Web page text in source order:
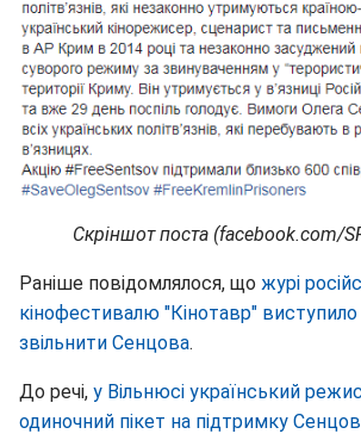
Скріншот поста (facebook.com/
Раніше повідомлялося, що журі
кінофестивалю "Кінотавр"
звільнити Сенцова.
До речі, у Вільнюсі український
одиночний пікет на підтримку